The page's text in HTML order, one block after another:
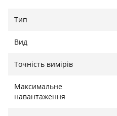
відсоток жиру, м'язову та
скорочень. Такий
коригувати раціон та
Інноваційний 8-в-1 VA
Тип
Вид
Точність вимірів
Максимальне
навантаження